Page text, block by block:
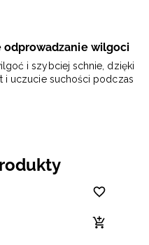
odprowadzanie wilgoci
i szybciej schnie, dzięki
i uczucie suchości podczas